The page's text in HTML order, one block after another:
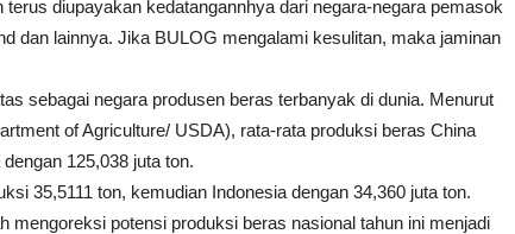
diupayakan kedatangannhya dari negara-negara pemasok
dan lainnya. Jika BULOG mengalami kesulitan, maka jaminan
sebagai negara produsen beras terbanyak di dunia. Menurut
of Agriculture/ USDA), rata-rata produksi beras China
125,038 juta ton.
35,5111 ton, kemudian Indonesia dengan 34,360 juta ton.
mengoreksi potensi produksi beras nasional tahun ini menjadi